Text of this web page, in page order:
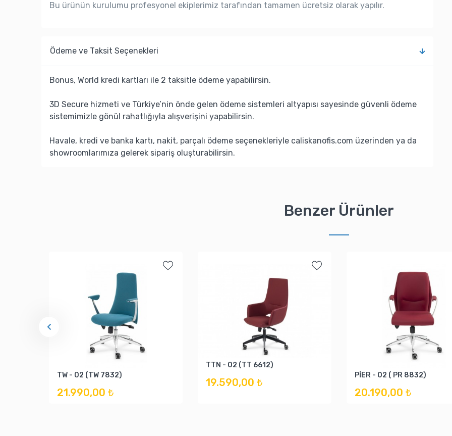
Bu ürünün kurulumu profesyonel ekiplerimiz tarafından tamamen ücretsiz olarak yapılır.
Ödeme ve Taksit Seçenekleri
Bonus, World kredi kartları ile 2 taksitle ödeme yapabilirsin.
3D Secure hizmeti ve Türkiye’nin önde gelen ödeme sistemleri altyapısı sayesinde güvenli ödeme
sistemimizle gönül rahatlığıyla alışverişini yapabilirsin.
Havale, kredi ve banka kartı, nakit, parçalı ödeme seçenekleriyle caliskanofis.com üzerinden ya da
showroomlarımıza gelerek sipariş oluşturabilirsin.
Benzer Ürünler
TW - 02 (TW 7832)
21.990,00 ₺
TTN - 02 (TT 6612)
19.590,00 ₺
PİER - 02 ( PR 8832)
20.190,00 ₺